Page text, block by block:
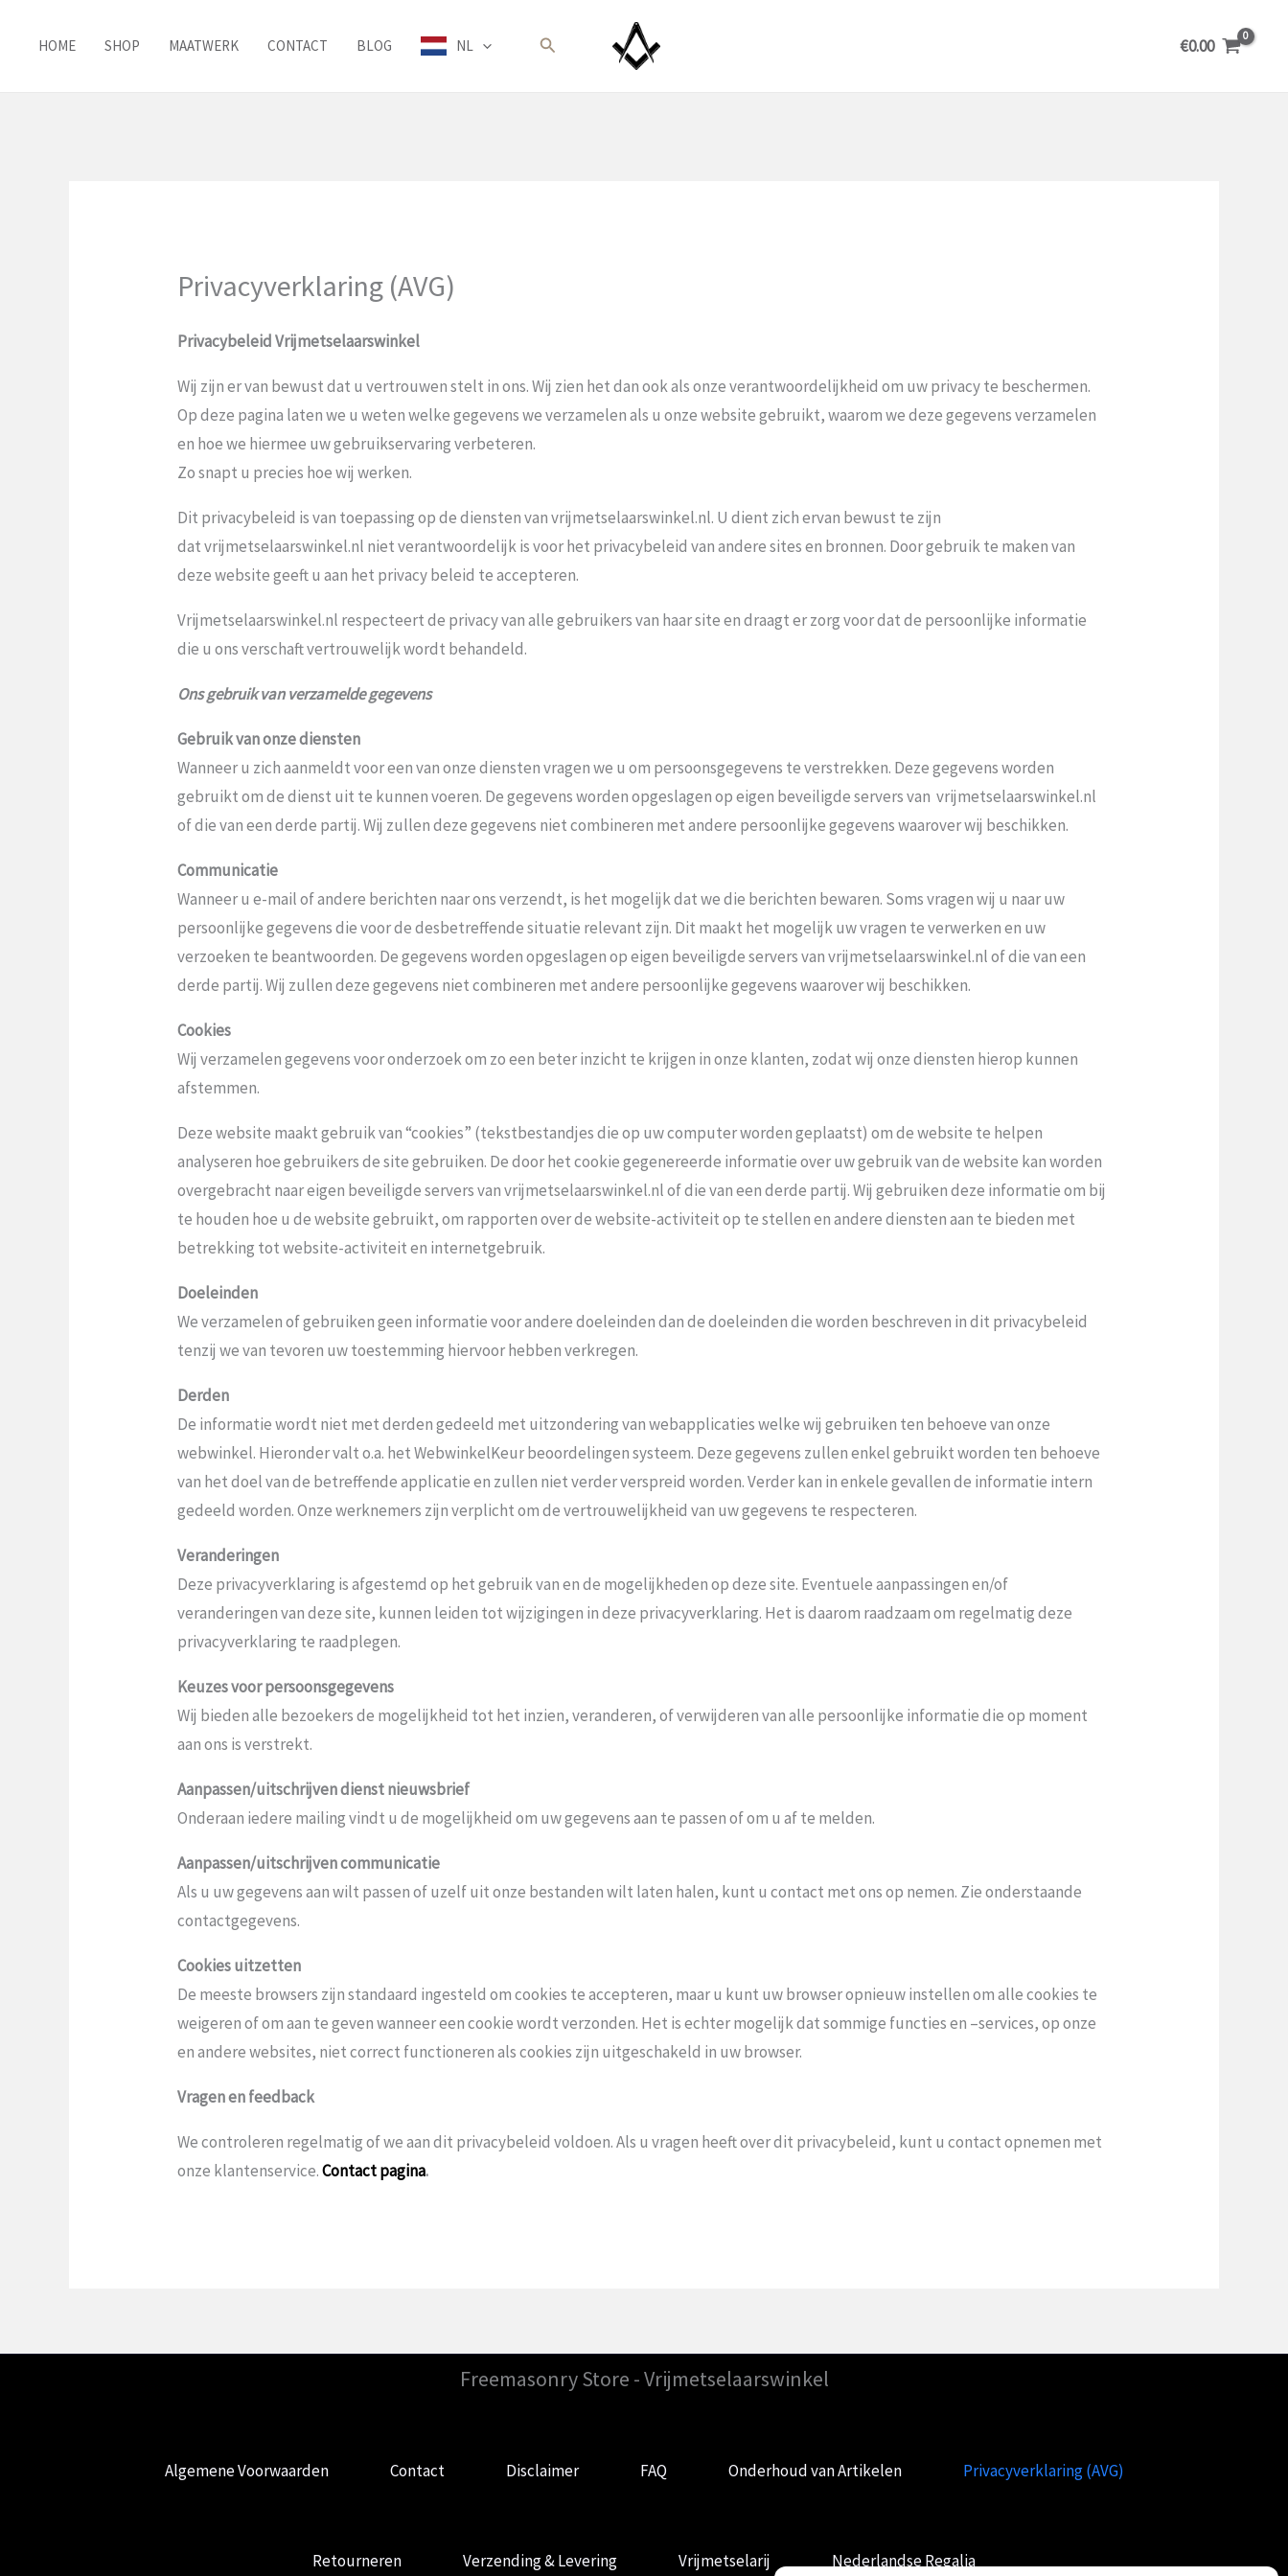
HOME SHOP MAATWERK CONTACT BLOG NL Zoeken €0.00
Privacyverklaring (AVG)
Privacybeleid Vrijmetselaarswinkel
Wij zijn er van bewust dat u vertrouwen stelt in ons. Wij zien het dan ook als onze verantwoordelijkheid om uw privacy te beschermen.
Op deze pagina laten we u weten welke gegevens we verzamelen als u onze website gebruikt, waarom we deze gegevens verzamelen
en hoe we hiermee uw gebruikservaring verbeteren.
Zo snapt u precies hoe wij werken.
Dit privacybeleid is van toepassing op de diensten van vrijmetselaarswinkel.nl. U dient zich ervan bewust te zijn
dat vrijmetselaarswinkel.nl niet verantwoordelijk is voor het privacybeleid van andere sites en bronnen. Door gebruik te maken van
deze website geeft u aan het privacy beleid te accepteren.
Vrijmetselaarswinkel.nl respecteert de privacy van alle gebruikers van haar site en draagt er zorg voor dat de persoonlijke informatie
die u ons verschaft vertrouwelijk wordt behandeld.
Ons gebruik van verzamelde gegevens
Gebruik van onze diensten
Wanneer u zich aanmeldt voor een van onze diensten vragen we u om persoonsgegevens te verstrekken. Deze gegevens worden
gebruikt om de dienst uit te kunnen voeren. De gegevens worden opgeslagen op eigen beveiligde servers van vrijmetselaarswinkel.nl
of die van een derde partij. Wij zullen deze gegevens niet combineren met andere persoonlijke gegevens waarover wij beschikken.
Communicatie
Wanneer u e-mail of andere berichten naar ons verzendt, is het mogelijk dat we die berichten bewaren. Soms vragen wij u naar uw
persoonlijke gegevens die voor de desbetreffende situatie relevant zijn. Dit maakt het mogelijk uw vragen te verwerken en uw
verzoeken te beantwoorden. De gegevens worden opgeslagen op eigen beveiligde servers van vrijmetselaarswinkel.nl of die van een
derde partij. Wij zullen deze gegevens niet combineren met andere persoonlijke gegevens waarover wij beschikken.
Cookies
Wij verzamelen gegevens voor onderzoek om zo een beter inzicht te krijgen in onze klanten, zodat wij onze diensten hierop kunnen
afstemmen.
Deze website maakt gebruik van “cookies” (tekstbestandjes die op uw computer worden geplaatst) om de website te helpen
analyseren hoe gebruikers de site gebruiken. De door het cookie gegenereerde informatie over uw gebruik van de website kan worden
overgebracht naar eigen beveiligde servers van vrijmetselaarswinkel.nl of die van een derde partij. Wij gebruiken deze informatie om bij
te houden hoe u de website gebruikt, om rapporten over de website-activiteit op te stellen en andere diensten aan te bieden met
betrekking tot website-activiteit en internetgebruik.
Doeleinden
We verzamelen of gebruiken geen informatie voor andere doeleinden dan de doeleinden die worden beschreven in dit privacybeleid
tenzij we van tevoren uw toestemming hiervoor hebben verkregen.
Derden
De informatie wordt niet met derden gedeeld met uitzondering van webapplicaties welke wij gebruiken ten behoeve van onze
webwinkel. Hieronder valt o.a. het WebwinkelKeur beoordelingen systeem. Deze gegevens zullen enkel gebruikt worden ten behoeve
van het doel van de betreffende applicatie en zullen niet verder verspreid worden. Verder kan in enkele gevallen de informatie intern
gedeeld worden. Onze werknemers zijn verplicht om de vertrouwelijkheid van uw gegevens te respecteren.
Veranderingen
Deze privacyverklaring is afgestemd op het gebruik van en de mogelijkheden op deze site. Eventuele aanpassingen en/of
veranderingen van deze site, kunnen leiden tot wijzigingen in deze privacyverklaring. Het is daarom raadzaam om regelmatig deze
privacyverklaring te raadplegen.
Keuzes voor persoonsgegevens
Wij bieden alle bezoekers de mogelijkheid tot het inzien, veranderen, of verwijderen van alle persoonlijke informatie die op moment
aan ons is verstrekt.
Aanpassen/uitschrijven dienst nieuwsbrief
Onderaan iedere mailing vindt u de mogelijkheid om uw gegevens aan te passen of om u af te melden.
Aanpassen/uitschrijven communicatie
Als u uw gegevens aan wilt passen of uzelf uit onze bestanden wilt laten halen, kunt u contact met ons op nemen. Zie onderstaande
contactgegevens.
Cookies uitzetten
De meeste browsers zijn standaard ingesteld om cookies te accepteren, maar u kunt uw browser opnieuw instellen om alle cookies te
weigeren of om aan te geven wanneer een cookie wordt verzonden. Het is echter mogelijk dat sommige functies en –services, op onze
en andere websites, niet correct functioneren als cookies zijn uitgeschakeld in uw browser.
Vragen en feedback
We controleren regelmatig of we aan dit privacybeleid voldoen. Als u vragen heeft over dit privacybeleid, kunt u contact opnemen met
onze klantenservice.Contact pagina.
Freemasonry Store - Vrijmetselaarswinkel
Algemene Voorwaarden Contact Disclaimer FAQ Onderhoud van Artikelen Privacyverklaring (AVG)
Retourneren Verzending & Levering Vrijmetselarij Nederlandse Regalia